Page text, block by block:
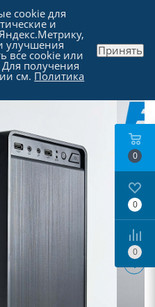
0
0
0
cookie для
и
улучшения
все cookie или
получения
см. Политика
Принять